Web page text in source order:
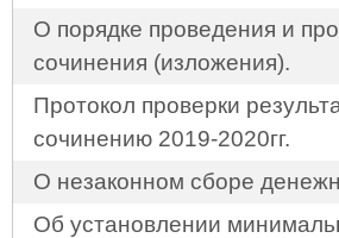
О порядке проведения и
сочинения (изложения).
Протокол проверки
сочинению 2019-2020гг.
О незаконном сборе
Об установлении